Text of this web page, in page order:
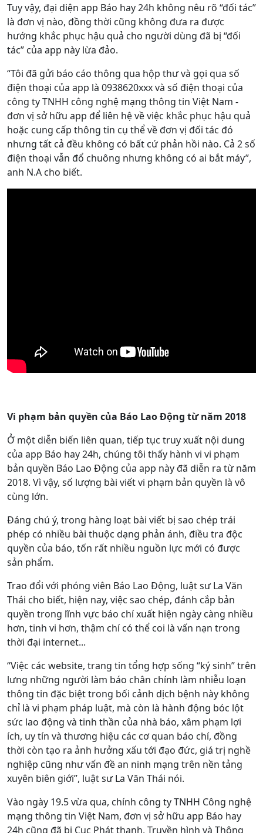
Tuy vậy, đại diện app Báo hay 24h không nêu rõ “đối tác”
là đơn vị nào, đồng thời cũng không đưa ra được
hướng khắc phục hậu quả cho người dùng đã bị “đối
tác” của app này lừa đảo.
“Tôi đã gửi báo cáo thông qua hộp thư và gọi qua số
điện thoại của app là 0938620xxx và số điện thoại của
công ty TNHH công nghệ mạng thông tin Việt Nam -
đơn vị sở hữu app để liên hệ về việc khắc phục hậu quả
hoặc cung cấp thông tin cụ thể về đơn vị đối tác đó
nhưng tất cả đều không có bất cứ phản hồi nào. Cả 2 số
điện thoại vẫn đổ chuông nhưng không có ai bắt máy”,
anh N.A cho biết.
Vi phạm bản quyền của Báo Lao Động từ năm 2018
Ở một diễn biến liên quan, tiếp tục truy xuất nội dung
của app Báo hay 24h, chúng tôi thấy hành vi vi phạm
bản quyền Báo Lao Động của app này đã diễn ra từ năm
2018. Vì vậy, số lượng bài viết vi phạm bản quyền là vô
cùng lớn.
Đáng chú ý, trong hàng loạt bài viết bị sao chép trái
phép có nhiều bài thuộc dạng phản ánh, điều tra độc
quyền của báo, tốn rất nhiều nguồn lực mới có được
sản phẩm.
Trao đổi với phóng viên Báo Lao Động, luật sư La Văn
Thái cho biết, hiện nay, việc sao chép, đánh cắp bản
quyền trong lĩnh vực báo chí xuất hiện ngày càng nhiều
hơn, tinh vi hơn, thậm chí có thể coi là vấn nạn trong
thời đại internet...
“Việc các website, trang tin tổng hợp sống “ký sinh” trên
lưng những người làm báo chân chính làm nhiễu loạn
thông tin đặc biệt trong bối cảnh dịch bệnh này không
chỉ là vi phạm pháp luật, mà còn là hành động bóc lột
sức lao động và tinh thần của nhà báo, xâm phạm lợi
ích, uy tín và thương hiệu các cơ quan báo chí, đồng
thời còn tạo ra ảnh hưởng xấu tới đạo đức, giá trị nghề
nghiệp cũng như vấn đề an ninh mạng trên nền tảng
xuyên biên giới”, luật sư La Văn Thái nói.
Vào ngày 19.5 vừa qua, chính công ty TNHH Công nghệ
mạng thông tin Việt Nam, đơn vị sở hữu app Báo hay
24h cũng đã bị Cục Phát thanh, Truyền hình và Thông